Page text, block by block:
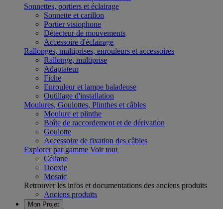
Sonnettes, portiers et éclairage
Sonnette et carillon
Portier visiophone
Détecteur de mouvements
Accessoire d'éclairage
Rallonges, multiprises, enrouleurs et accessoires
Rallonge, multiprise
Adaptateur
Fiche
Enrouleur et lampe baladeuse
Outillage d'installation
Moulures, Goulottes, Plinthes et câbles
Moulure et plinthe
Boîte de raccordement et de dérivation
Goulotte
Accessoire de fixation des câbles
Explorer par gamme Voir tout
Céliane
Dooxie
Mosaic
Retrouver les infos et documentations des anciens produits
Anciens produits
Mon Projet